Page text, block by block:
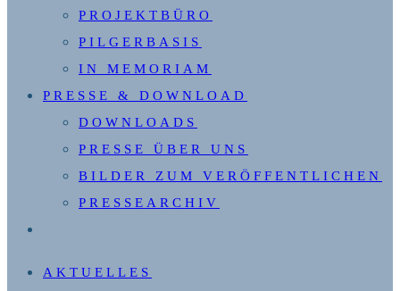
PROJEKTBÜRO
PILGERBASIS
IN MEMORIAM
PRESSE & DOWNLOAD
DOWNLOADS
PRESSE ÜBER UNS
BILDER ZUM VERÖFFENTLICHEN
PRESSEARCHIV
UMSCHALTEN
AKTUELLES